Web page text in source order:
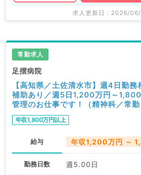
求人更新日 : 2026/
常勤求人
足摺病院
【高知県／土佐清水市】週4日勤
補助あり／週5日1,200万円～
管理のお仕事です！（精神科／常勤
年収1,800万円以上
給与 年収1,200万円 ～
勤務日数 週5.00日